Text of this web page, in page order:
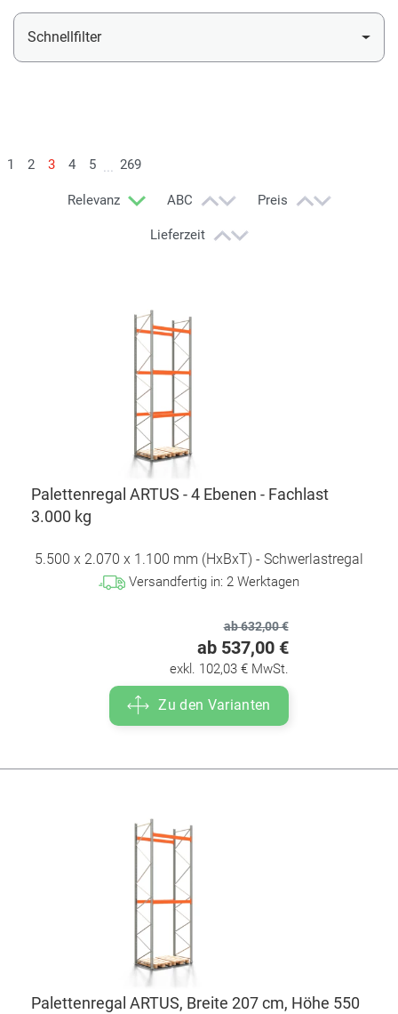
Schnellfilter
1 2 3 4 5 ... 269
Relevanz ABC Preis
Lieferzeit
Palettenregal ARTUS - 4 Ebenen - Fachlast
3.000 kg
5.500 x 2.070 x 1.100 mm (HxBxT) - Schwerlastregal
Versandfertig in: 2 Werktagen
ab 632,00 €
ab 537,00 €
exkl. 102,03 € MwSt.
Zu den Varianten
Palettenregal ARTUS, Breite 207 cm, Höhe 550